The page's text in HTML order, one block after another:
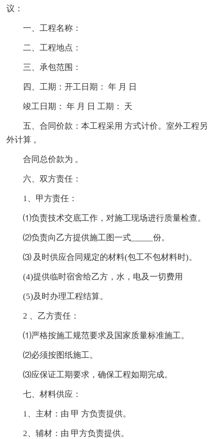
议：
一、工程名称：
二、工程地点：
三、承包范围：
四、工期：开工日期： 年 月 日
竣工日期： 年 月 日 工期： 天
五、合同价款：本工程采用 方式计价。室外工程另
外计算 。
合同总价款为 。
六、双方责任：
1、甲方责任：
⑴负责技术交底工作，对施工现场进行质量检查。
⑵负责向乙方提供施工图一式_____份。
⑶ 及时供应合同规定的材料(包工不包材料时)。
(4)提供临时宿舍给乙方，水，电及一切费用
(5)及时办理工程结算。
2 、乙方责任：
⑴严格按施工规范要求及国家质量标准施工。
⑵必须按图纸施工。
⑶应保证工期要求，确保工程如期完成。
七、材料供应：
1、主材：由 甲 方负责提供。
2、辅材：由 甲方负责提供。